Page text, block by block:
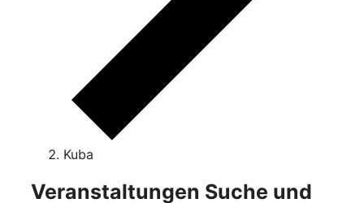
Kuba
Veranstaltungen
Veranstaltungen Suche und